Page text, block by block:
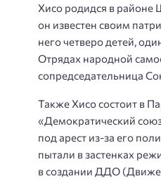
Хисо родидся в районе
он известен своим
него четверо детей,
Отрядах народной
сопредседательница
Также Хисо состоит в
«Демократический
под арест из-за его
пытали в застенках
в создании ДДО